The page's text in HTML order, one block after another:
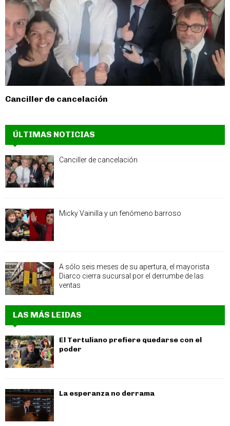
Canciller de cancelación
ÚLTIMAS NOTICIAS
Canciller de cancelación
Micky Vainilla y un fenómeno barroso
A sólo seis meses de su apertura, el mayorista
Diarco cierra sucursal por el derrumbe de las
ventas
LAS MÁS LEIDAS
El Tertuliano prefiere quedarse con el
poder
La esperanza no derrama